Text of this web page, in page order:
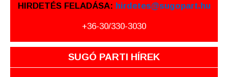
HIRDETÉS FELADÁSA: hirdetes@sugopart.hu
+36-30/330-3030
SUGÓ PARTI HÍREK